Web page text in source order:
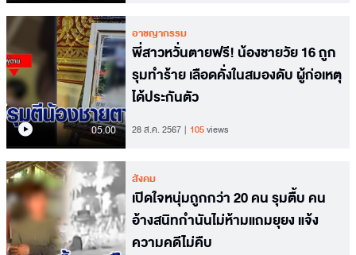
05.00
อาชญากรรม
พี่สาวหวั่นตายฟรี! น้องชายวัย 16 ถูก
รุมทำร้าย เลือดคั่งในสมองดับ ผู้ก่อเหตุ
ได้ประกันตัว
28 ส.ค. 2567 105views
สังคม
เปิดใจหนุ่มถูกกว่า 20 คน รุมตื้บ คน
อ้างสนิทกำนันไม่ห้ามแถมยุยง แจ้ง
ความคดีไม่คืบ